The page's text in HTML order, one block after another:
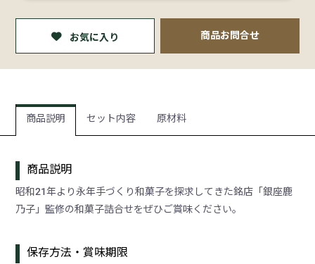
お気に入り 商品お問合せ
商品説明 セット内容 原材料
商品説明
昭和21年より永年手づくり和菓子を探求してきた銘店「銀座鹿
乃子」監修の和菓子詰合せをぜひご賞味ください。
保存方法・賞味期限